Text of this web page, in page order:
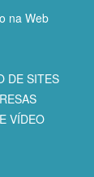
na Web
DE SITES
VÍDEO